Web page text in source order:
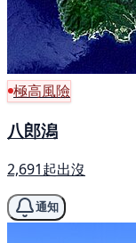
極高風險
八郎潟
2,691起出沒
通知